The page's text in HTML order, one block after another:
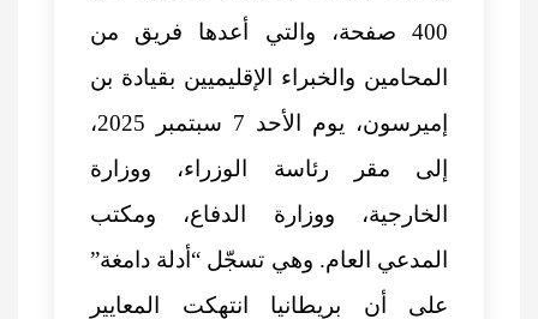
400 صفحة، والتي أعدها فريق من
المحامين والخبراء الإقليميين بقيادة بن
إميرسون، يوم الأحد 7 سبتمبر 2025،
إلى مقر رئاسة الوزراء، ووزارة
الخارجية، ووزارة الدفاع، ومكتب
المدعي العام. وهي تسجّل “أدلة دامغة”
على أن بريطانيا انتهكت المعايير